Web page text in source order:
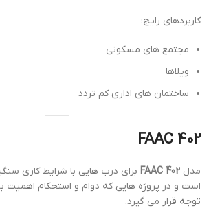
کاربردهای رایج:
مجتمع های مسکونی
ویلاها
ساختمان های اداری کم تردد
FAAC 402
مدل FAAC 402 برای درب هایی با شرایط کاری
است و در پروژه هایی که دوام و استحکام اهمیت
توجه قرار می گیرد.